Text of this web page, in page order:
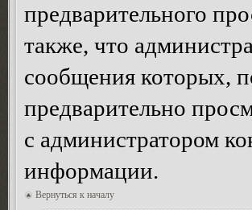
предварительного
также, что
сообщения которых,
предварительно
с администратором
информации.
Вернуться к началу